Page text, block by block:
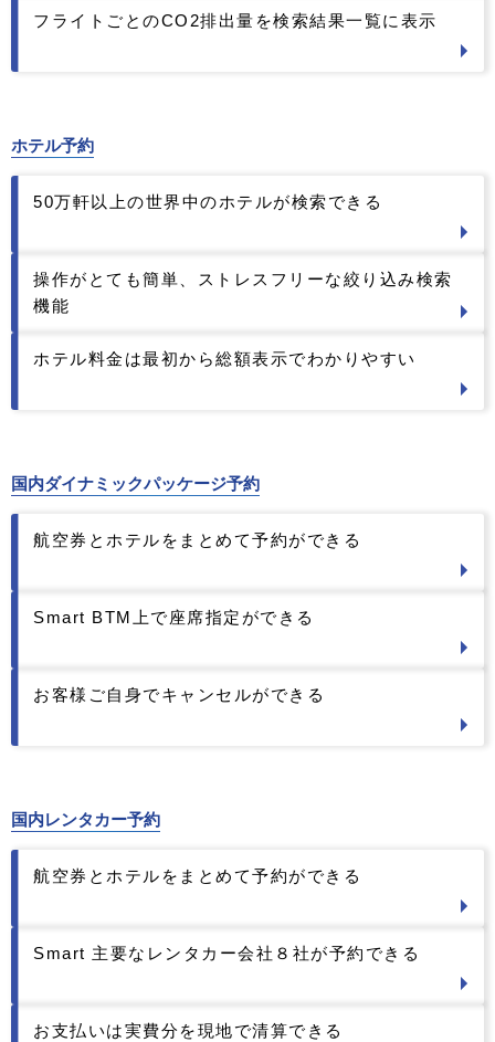
フライトごとのCO2排出量を検索結果一覧に表示
ホテル予約
50万軒以上の世界中のホテルが検索できる
操作がとても簡単、ストレスフリーな絞り込み検索
機能
ホテル料金は最初から総額表示でわかりやすい
国内ダイナミックパッケージ予約
航空券とホテルをまとめて予約ができる
Smart BTM上で座席指定ができる
お客様ご自身でキャンセルができる
国内レンタカー予約
航空券とホテルをまとめて予約ができる
Smart 主要なレンタカー会社８社が予約できる
お支払いは実費分を現地で清算できる